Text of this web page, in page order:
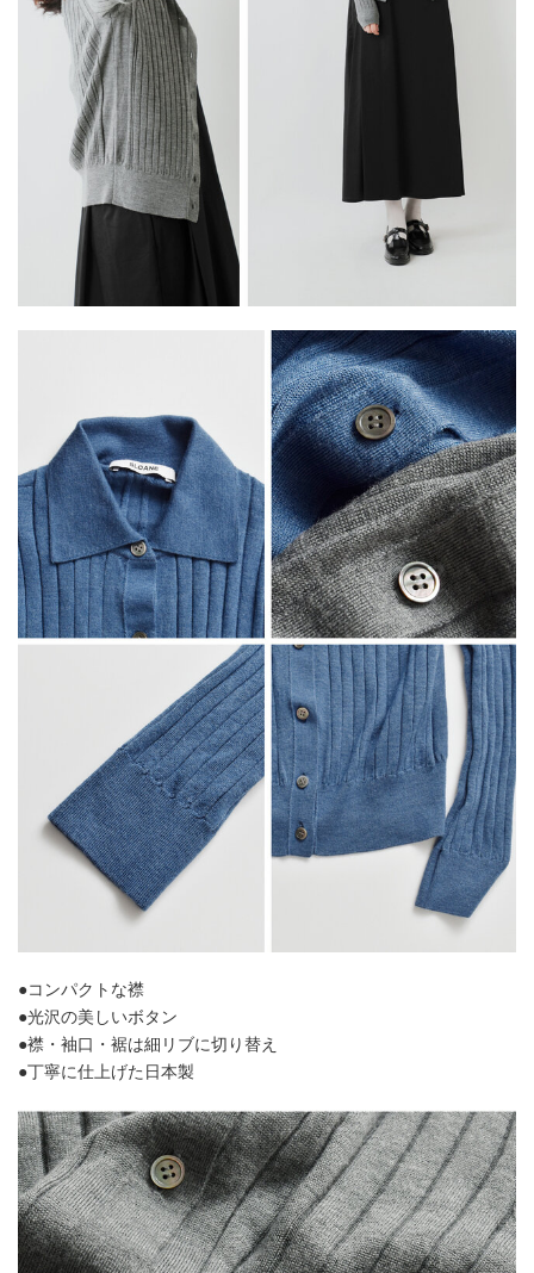
●コンパクトな襟
●光沢の美しいボタン
●襟・袖口・裾は細リブに切り替え
●丁寧に仕上げた日本製